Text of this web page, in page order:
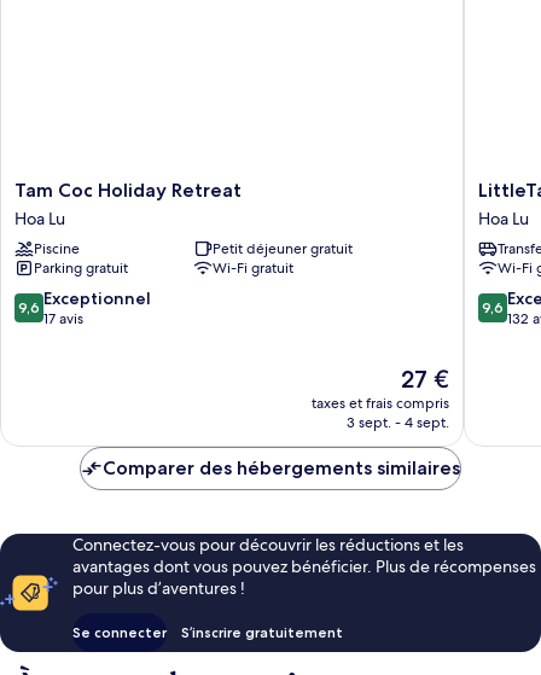
Tam
Coc
Holiday
Retreat
Hoa
Lu
Tam Coc Holiday Retreat
Hoa Lu
Piscine
Petit déjeuner gratuit
Parking gratuit
Wi-Fi gratuit
9.6
sur
9,6 Exceptionnel
17 avis
Le
nouveau
prix
de
27 €
taxes et frais compris
3 sept. - 4 sept.
villa
Ninh
Binh
Hoa
Lu
Hoa Lu
Wi-Fi
9.6
sur
9,6
132
Comparer des hébergements similaires
Connectez-vous pour découvrir les réductions et les
avantages dont vous pouvez bénéficier. Plus de récompenses
pour plus d’aventures !
Se connecter S’inscrire gratuitement